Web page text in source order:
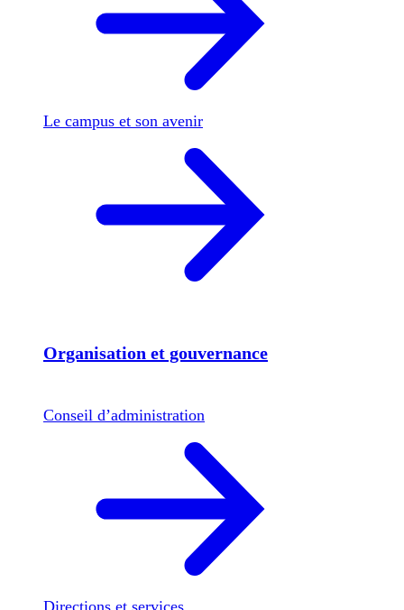
Le campus et son avenir
Organisation et gouvernance
Conseil d’administration
Directions et services